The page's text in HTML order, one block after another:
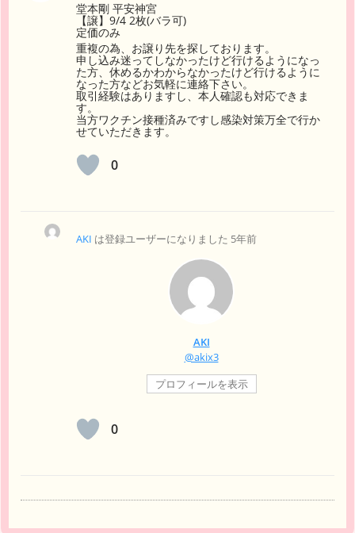
堂本剛 平安神宮
【譲】9/4 2枚(バラ可)
定価のみ
重複の為、お譲り先を探しております。
申し込み迷ってしなかったけど行けるようになっ
た方、休めるかわからなかったけど行けるように
なった方などお気軽に連絡下さい。
取引経験はありますし、本人確認も対応できま
す。
当方ワクチン接種済みですし感染対策万全で行か
せていただきます。
0
AKI は登録ユーザーになりました 5年前
AKI
@akix3
プロフィールを表示
0